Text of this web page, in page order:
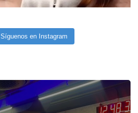
Síguenos en Instagram